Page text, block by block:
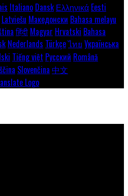
Italiano Dansk Ελληνικά Eesti
Latviešu Македонски Bahasa melayu
हिंदी Magyar Hrvatski Bahasa
Nederlands Türkçeไทย Українська
Tiếng việt Русский Română
Slovenčina 中文